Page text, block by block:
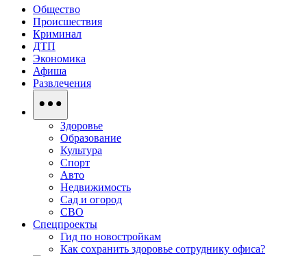
Общество
Происшествия
Криминал
ДТП
Экономика
Афиша
Развлечения
Здоровье
Образование
Культура
Спорт
Авто
Недвижимость
Сад и огород
СВО
Спецпроекты
Гид по новостройкам
Как сохранить здоровье сотруднику офиса?